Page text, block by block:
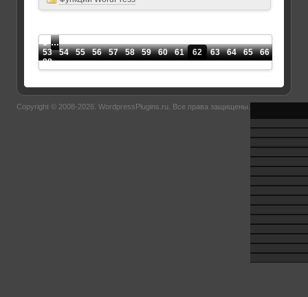
1 …
53
54 55 56 57 58 59 60 61 62 63 64 65 66
88
Copyright © 2008-2026. WordpressPlugins.ru . Все права защищены.